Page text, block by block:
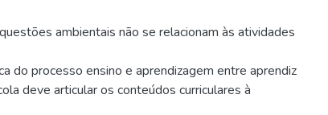
ambientais não se relacionam às atividades
do processo ensino e aprendizagem entre aprendiz
deve articular os conteúdos curriculares à